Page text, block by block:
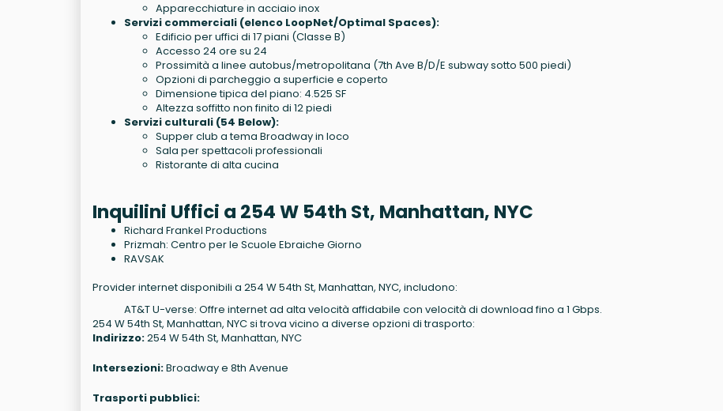
Apparecchiature in acciaio inox
Servizi commerciali (elenco LoopNet/Optimal Spaces):
Edificio per uffici di 17 piani (Classe B)
Accesso 24 ore su 24
Prossimità a linee autobus/metropolitana (7th Ave B/D/E subway sotto 500 piedi)
Opzioni di parcheggio a superficie e coperto
Dimensione tipica del piano: 4.525 SF
Altezza soffitto non finito di 12 piedi
Servizi culturali (54 Below):
Supper club a tema Broadway in loco
Sala per spettacoli professionali
Ristorante di alta cucina
Inquilini Uffici a 254 W 54th St, Manhattan, NYC
Richard Frankel Productions
Prizmah: Centro per le Scuole Ebraiche Giorno
RAVSAK
Provider internet disponibili a 254 W 54th St, Manhattan, NYC, includono:
AT&T U-verse: Offre internet ad alta velocità affidabile con velocità di download fino a 1 Gbps.
254 W 54th St, Manhattan, NYC si trova vicino a diverse opzioni di trasporto:
Indirizzo:254 W 54th St, Manhattan, NYC
Intersezioni:Broadway e 8th Avenue
Trasporti pubblici: